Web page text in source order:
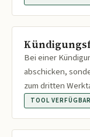
Bei einer
abschicken,
zum dritten
TOOL VERFÜGBAR